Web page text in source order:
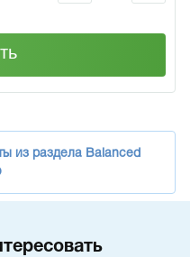
из раздела Balanced